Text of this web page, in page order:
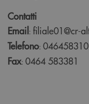
Contatti
Email : filiale01@cr-
Telefono:
Fax: 0464 583381